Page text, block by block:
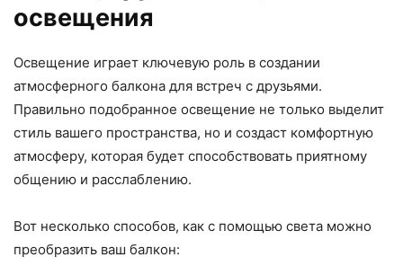
освещения
Освещение играет ключевую роль в создании
атмосферного балкона для встреч с друзьями.
Правильно подобранное освещение не только выделит
стиль вашего пространства, но и создаст комфортную
атмосферу, которая будет способствовать приятному
общению и расслаблению.
Вот несколько способов, как с помощью света можно
преобразить ваш балкон: